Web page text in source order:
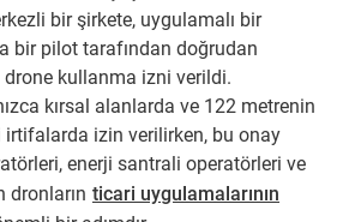
bir şirkete, uygulamalı bir
bir pilot tarafından doğrudan
drone kullanma izni verildi.
kırsal alanlarda ve 122 metrenin
irtifalarda izin verilirken, bu onay
enerji santrali operatörleri ve
dronların ticari uygulamalarının